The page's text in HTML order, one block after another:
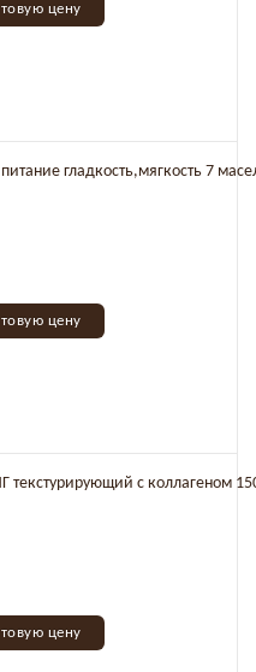
цену
гладкость,мягкость 7
цену
текстурирующий с коллагеном
цену